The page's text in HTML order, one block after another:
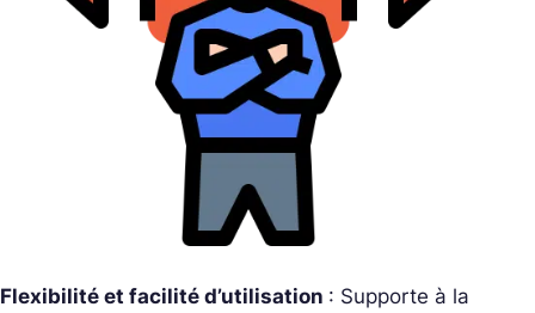
Flexibilité et facilité d’utilisation : Supporte à la